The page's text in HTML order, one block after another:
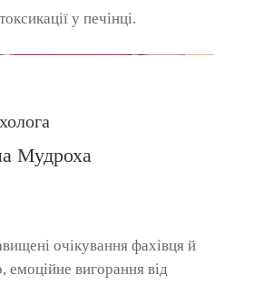
у печінці.
Мудроха
очікування фахівця й
емоційне вигорання від